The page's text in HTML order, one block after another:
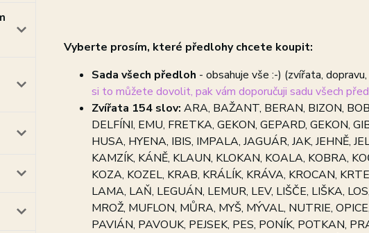
Vyberte prosím, které předlohy chcete koupit:
Sada všech předloh - obsahuje vše :-) (zvířata,
si to můžete dovolit, pak vám doporučuji sadu všech
Zvířata 154 slov: ARA, BAŽANT, BERAN, BIZON,
DELFÍNI, EMU, FRETKA, GEKON, GEPARD, GEKON,
HUSA, HYENA, IBIS, IMPALA, JAGUÁR, JAK, JEHNĚ,
KAMZÍK, KÁNĚ, KLAUN, KLOKAN, KOALA, KOBRA,
KOZA, KOZEL, KRAB, KRÁLÍK, KRÁVA, KROCAN,
LAMA, LAŇ, LEGUÁN, LEMUR, LEV, LIŠČE, LIŠKA,
MROŽ, MUFLON, MŮRA, MYŠ, MÝVAL, NUTRIE,
PAVIÁN, PAVOUK, PEJSEK, PES, PONÍK, POTKAN,